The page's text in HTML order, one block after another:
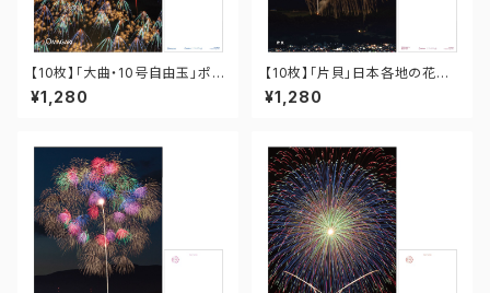
【10枚】「大曲・10号自由玉」ポス
トカード PO-OM-019
¥1,280
【10枚】「片貝」日本各地の花火
¥1,280